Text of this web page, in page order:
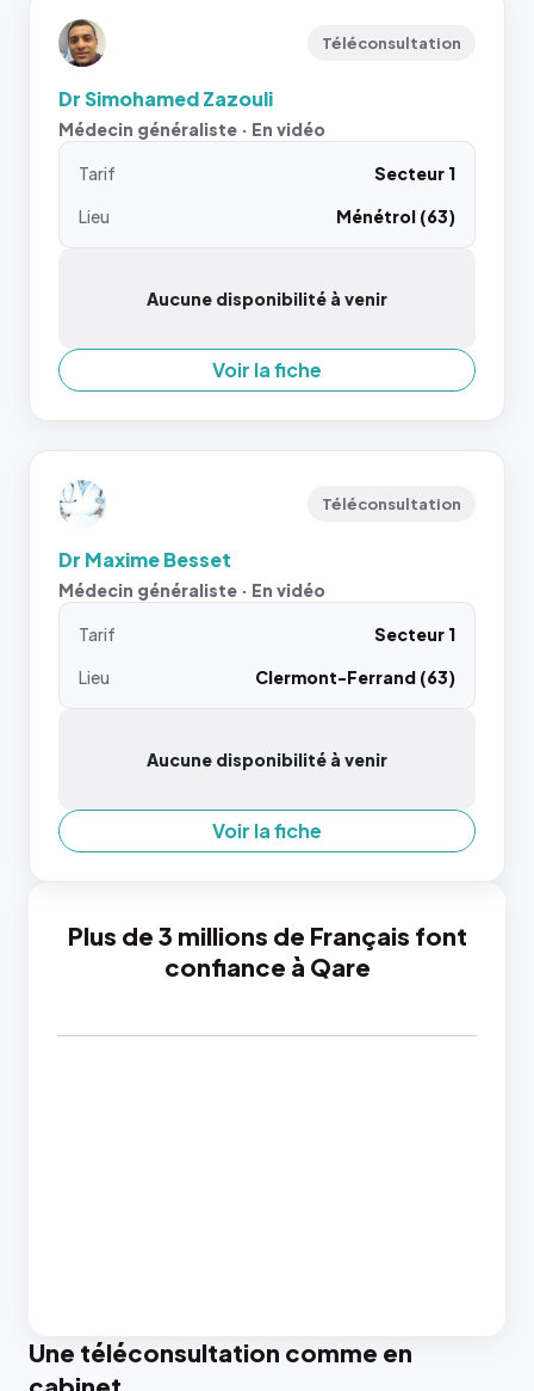
Téléconsultation
Dr Simohamed Zazouli
Médecin généraliste · En vidéo
Tarif
Secteur 1
Lieu
Ménétrol (63)
Aucune disponibilité à venir
Voir la fiche
Téléconsultation
Dr Maxime Besset
Médecin généraliste · En vidéo
Tarif
Secteur 1
Lieu
Clermont-Ferrand (63)
Aucune disponibilité à venir
Voir la fiche
Plus de 3 millions de Français font
confiance à Qare
Une téléconsultation comme en